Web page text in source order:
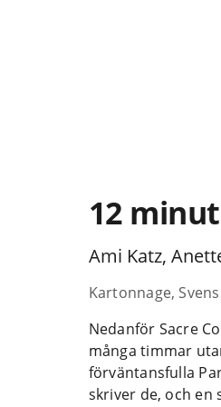
12
Ami Katz,
Kartonnage,
Nedanför Sacre
många timmar
förväntansfulla
skriver de, och en